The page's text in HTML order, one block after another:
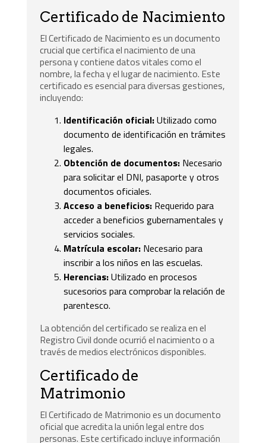
Certificado de Nacimiento
El Certificado de Nacimiento es un documento
crucial que certifica el nacimiento de una
persona y contiene datos vitales como el
nombre, la fecha y el lugar de nacimiento. Este
certificado es esencial para diversas gestiones,
incluyendo:
Identificación oficial:Utilizado como
documento de identificación en trámites
legales.
Obtención de documentos: Necesario
para solicitar el DNI, pasaporte y otros
documentos oficiales.
Acceso a beneficios: Requerido para
acceder a beneficios gubernamentales y
servicios sociales.
Matrícula escolar: Necesario para
inscribir a los niños en las escuelas.
Herencias:Utilizado en procesos
sucesorios para comprobar la relación de
parentesco.
La obtención del certificado se realiza en el
Registro Civil donde ocurrió el nacimiento o a
través de medios electrónicos disponibles.
Certificado de
Matrimonio
El Certificado de Matrimonio es un documento
oficial que acredita la unión legal entre dos
personas. Este certificado incluye información